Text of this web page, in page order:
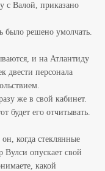
с Валой, приказано
было решено умолчать.
и на Атлантиду
двести персонала
же в свой кабинет.
будет его отчитывать.
когда стеклянные
Вулси опускает свой
какой